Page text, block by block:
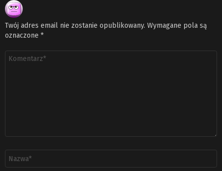
Twój adres email nie zostanie opublikowany. Wymagane pola są
oznaczone *
Komentarz